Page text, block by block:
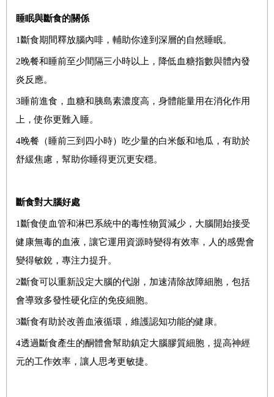
睡眠與斷食的關係
1 斷食期間釋放腦內啡，輔助你達到深層的自然睡眠。
2晚餐和睡前至少間隔三小時以上，降低血糖指數與體內發
炎反應。
3睡前進食，血糖和胰島素濃度高，身體能量用在消化作用
上，使你更難入睡。
4晚餐（睡前三到四小時）吃少量的白米飯和地瓜，有助於
舒緩焦慮，幫助你睡得更沉更安穩。
斷食對大腦好處
1 斷食使血管和淋巴系統中的毒性物質減少，大腦開始接受
健康無毒的血液，讓它運用資源時變得有效率，人的感覺會
變得敏銳，專注力提升。
2斷食可以重新設定大腦的代謝，加速清除故障細胞，包括
會導致多發性硬化症的免疫細胞。
3斷食有助於改善血液循環，維護認知功能的健康。
4透過斷食產生的酮體會幫助鎮定大腦膠質細胞，提高神經
元的工作效率，讓人思考更敏捷。